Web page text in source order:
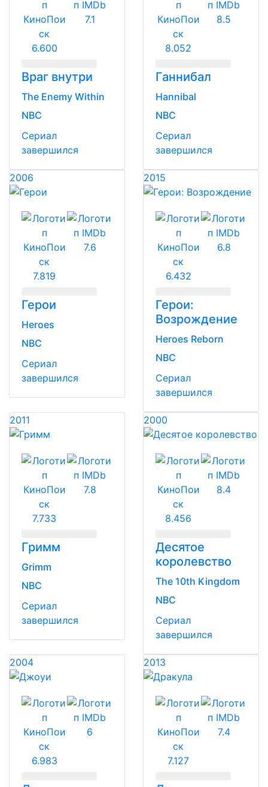
6.600
7.1
Враг внутри
The Enemy Within
NBC
Сериал
завершился
8.052
8.5
Ганнибал
Hannibal
NBC
Сериал
завершился
2006
7.819
7.6
Герои
Heroes
NBC
Сериал
завершился
2015
6.432
6.8
Герои:
Возрождение
Heroes Reborn
NBC
Сериал
завершился
2011
7.733
7.8
Гримм
Grimm
NBC
Сериал
завершился
2000
8.456
8.4
Десятое
королевство
The 10th Kingdom
NBC
Сериал
завершился
2004
6.983
6
2013
7.127
7.4